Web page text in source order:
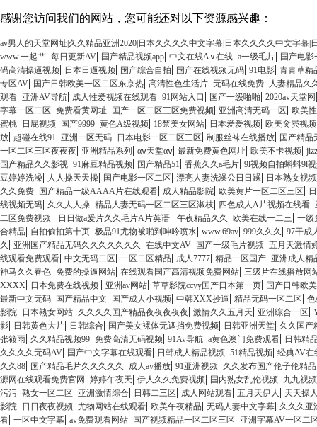
感谢您访问我们的网站，您可能还对以下资源感兴趣：
av男人的天堂网址|久久精品亚洲2020|日本久久久久中文字幕|日本久久久久中文字
www.一起艹| 每日更新AV| 国产精品视频app| 中文在线A∨在线| a一级毛片| 国产电影
码高清操逼视频| 日本日逼视频| 国产综合自拍| 国产在线视频无码| 91电影| 青青草精
专区AV| 国产日韩欧美一区二区东京热| 高清性色生活片| 无码在线免费| 人妻精品久
观看| 亚洲AV导航| 成人性爱视频在线观看| 91网站入口 | 国产一级啪啪| 2020av天堂网
字幕一区二区| 免费看黄网址| 国产一区二区三区免费视频| 亚洲高清无码一区| 欧美
蜜桃| 日屁视频| 国产9999| 黄色A级视频| 18禁美女网站| 日本爱爱视频| 欧美肏屄视频
放| 超碰在线91| 亚洲一区无码| 日本电影一区二区三区| 制服丝袜在线播放| 国产精品
一区二区三区夜夜夜| 亚洲精品系列 | αⅴ天堂αⅴ| 最新免费黄色网址| 欧美不卡视频|
国产精品久久影视| 91麻豆精品视频| 国产精品51| 香蕉久久a毛片| 9l视频自拍蝌蚪9l
豆婷婷洗澡| 人人操天天操| 国产电影一区二区| 漂亮人妻洗澡公日日躁| 日本熟女视频
久久免费| 国产精品一级AAAA片在线观看| 成人精品影院| 欧美黄片一区二区三区|
线视频无码| 久久人人操| 精品人妻无码一区二区三区淑枝| 四色成人A片视频在线看|
二区免费视频 | 日日做a爰片久久毛片A片英语 | 午夜精品久久 | 欧美在线一二三| 一级
合精品| 自拍偷拍第十页| 极品91尤物被啪到呻吟喷水| www.69av| 999久久久 | 97干成
久 | 亚洲国产精品无码久久久久久久久 | 在线中文AV| 国产一级毛片视频| 五月天激情
线观看免费观看| 中文无码二区| 一区二区精品| 成人7777| 精品一区国产| 亚洲成人精
神马久久春色| 免费的操逼网站| 在线观看国产高清视频免费网站| 三级片在线播放网
XXXX| 日本免费在线视频 | 亚洲av网站| 草草影院ccyy国产日本第一页| 国产日韩欧
最新中文无码| 国产精品中文| 国产成人小视频| 中韩XXX抄逼 | 精品无码一区二区|
影院| 日本熟女网站| 久久久久国产精品夜夜夜夜夜| 激情久久五月天| 亚洲综合一区|
影| 日韩黄色大片| 日韩综合| 国产美女裸体无遮挡免费视频| 日韩亚洲天堂| 久久国产
张筱雨| 久久精品视频99| 免费高清无码视频| 91Av导航| a黄色澳门免费观看| 日韩精
久久久久无码AV| 国产中文字幕在线观看| 日韩成人精品视频| 51精品视频| 经典AV在
久久88| 国产精品毛片久久久久久 | 成人av播放| 91亚洲视频| 久久发布国产伦子伦精
源网在线观看免费官网 | 婷婷午夜天| 伊人久久免费视频| 国内熟女乱伦视频| 九九视
污污| 熟女一区二区| 亚洲激情综合| 日韩二三区| 成人网站观看| 五月天伊人 | 天天操
影院| 日日夜夜视频| 尤物网站在线观看| 欧美午夜精品| 无码人妻中文字幕| 久久久亚
看| 一区中文字幕| av免费观看网站| 国产视频精品一区二区三区| 亚洲字幕AV一区二